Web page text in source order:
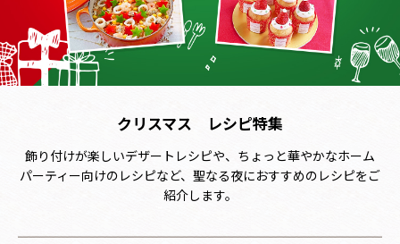
クリスマス レシピ特集
飾り付けが楽しいデザートレシピや、ちょっと華やかなホーム
パーティー向けのレシピなど、聖なる夜におすすめのレシピをご
紹介します。